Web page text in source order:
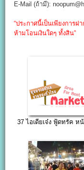
E-Mail (ถ้ามี):
“ประกาศนี้เป็นเพียงการ
ห้ามโอนเงินใดๆ ทั้งสิน”
37 ไอเดียเจ๋ง ฟู้ดทรัค ห